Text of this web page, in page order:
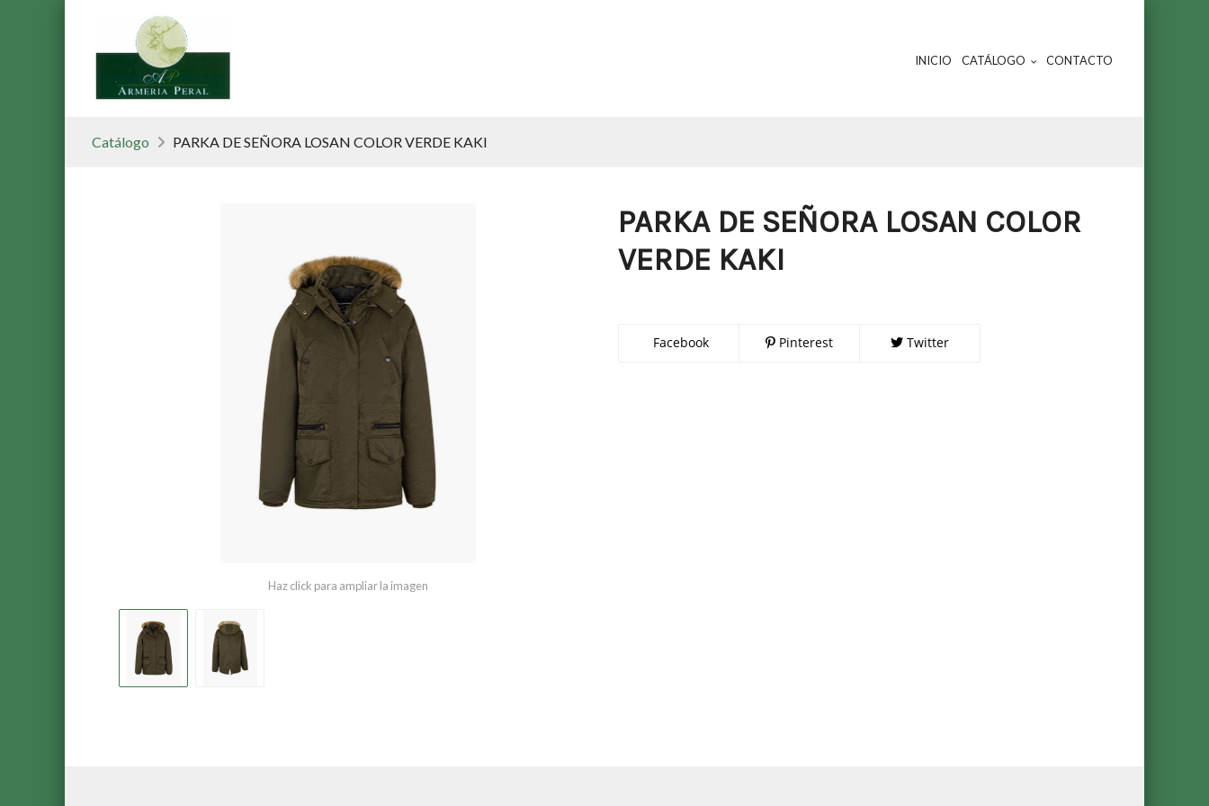
INICIO CATÁLOGO CONTACTO
Catálogo PARKA DE SEÑORA LOSAN COLOR VERDE KAKI
Haz click para ampliar la imagen
PARKA DE SEÑORA LOSAN COLOR
VERDE KAKI
Facebook Pinterest Twitter